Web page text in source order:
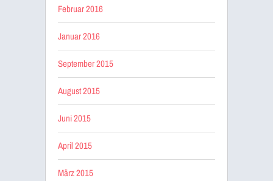
Februar 2016
Januar 2016
September 2015
August 2015
Juni 2015
April 2015
März 2015